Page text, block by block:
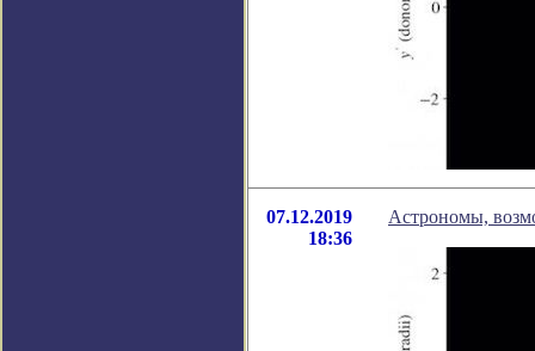
07.12.2019
18:36
Астрономы,